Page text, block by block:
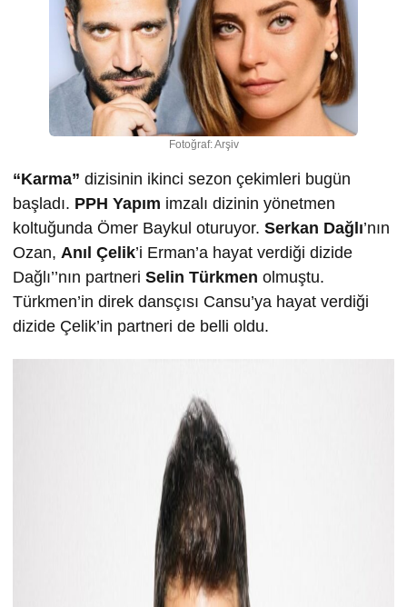
Fotoğraf: Arşiv
“Karma” dizisinin ikinci sezon çekimleri bugün
başladı. PPH Yapım imzalı dizinin yönetmen
koltuğunda Ömer Baykul oturuyor. Serkan Dağlı’nın
Ozan, Anıl Çelik’i Erman’a hayat verdiği dizide
Dağlı’’nın partneri Selin Türkmen olmuştu.
Türkmen’in direk dansçısı Cansu’ya hayat verdiği
dizide Çelik’in partneri de belli oldu.